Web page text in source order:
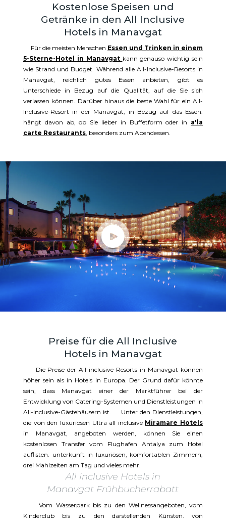
Kostenlose Speisen und
Getränke in den All Inclusive
Hotels in Manavgat
Für die meisten Menschen Essen und Trinken in einem
5-Sterne-Hotel in Manavgat kann genauso wichtig sein
wie Strand und Budget. Während alle All-Inclusive-Resorts in
Manavgat, reichlich gutes Essen anbieten, gibt es
Unterschiede in Bezug auf die Qualität, auf die Sie sich
verlassen können. Darüber hinaus die beste Wahl für ein All-
Inclusive-Resort in der Manavgat, in Bezug auf das Essen.
hängt davon ab, ob Sie lieber in Buffetform oder in a'la
carte Restaurants, besonders zum Abendessen.
Preise für die All Inclusive
Hotels in Manavgat
Die Preise der All-inclusive-Resorts in Manavgat können
höher sein als in Hotels in Europa. Der Grund dafür könnte
sein, dass Manavgat einer der Marktführer bei der
Entwicklung von Catering-Systemen und Dienstleistungen in
All-Inclusive-Gästehäusern ist. Unter den Dienstleistungen,
die von den luxuriösen Ultra all inclusive Miramare Hotels
in Manavgat, angeboten werden, können Sie einen
kostenlosen Transfer vom Flughafen Antalya zum Hotel
auflisten. unterkunft in luxuriösen, komfortablen Zimmern,
drei Mahlzeiten am Tag und vieles mehr.
All Inclusive Hotels in
Manavgat Frühbucherrabatt
Vom Wasserpark bis zu den Wellnessangeboten, vom
Kinderclub bis zu den darstellenden Künsten. von